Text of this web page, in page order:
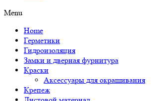
Menu
Home
Герметики
Гидроизоляция
Замки и дверная фурнитура
Краски
Аксессуары для окрашивания
Крепеж